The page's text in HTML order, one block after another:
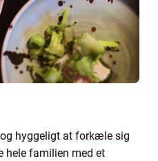
og hyggeligt at forkæle sig
hele familien med et